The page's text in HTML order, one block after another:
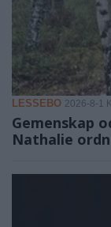
LESSEBO 2026-8-1
Gemenskap
Nathalie